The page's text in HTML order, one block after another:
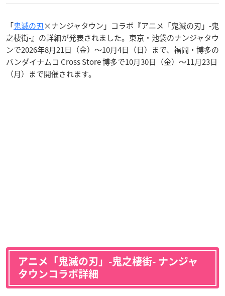
「鬼滅の刃×ナンジャタウン」コラボ『アニメ「鬼滅の刃」-鬼
之棲街-』の詳細が発表されました。東京・池袋のナンジャタウ
ンで2026年8月21日（金）〜10月4日（日）まで、福岡・博多の
バンダイナムコ Cross Store 博多で10月30日（金）〜11月23日
（月）まで開催されます。
アニメ「鬼滅の刃」-鬼之棲街- ナンジャ
タウンコラボ詳細